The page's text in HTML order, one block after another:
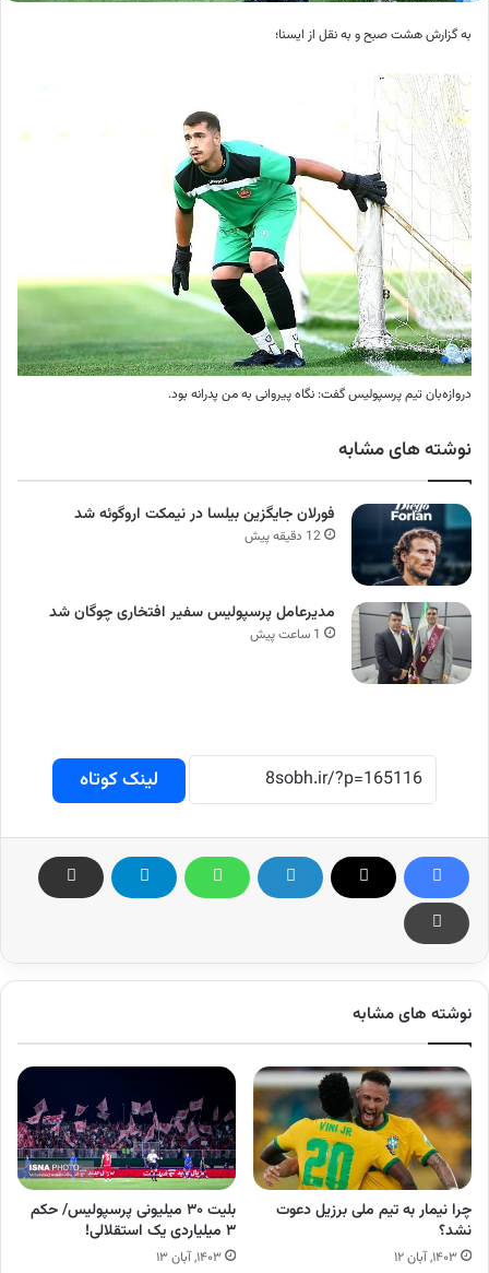
به گزارش هشت صبح و به نقل از ایسنا؛
دروازه‌بان تیم پرسپولیس گفت: نگاه پیروانی به من پدرانه بود.
نوشته های مشابه
فورلان جایگزین بیلسا در نیمکت اروگوئه شد
12 دقیقه پیش
مدیرعامل پرسپولیس سفیر افتخاری چوگان شد
1 ساعت پیش
لینک کوتاه
نوشته های مشابه
چرا نیمار به تیم ملی برزیل دعوت
نشد؟
۱۴۰۳, آبان ۱۲
بلیت ۳۰ میلیونی پرسپولیس/ حکم
۳ میلیاردی یک استقلالی!
۱۴۰۳, آبان ۱۳